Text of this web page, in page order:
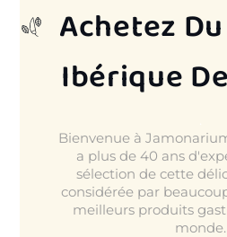
Achetez
Ibérique
Bienvenue à
a plus de 40 ans
sélection de cette
considérée par
meilleurs produits
monde.